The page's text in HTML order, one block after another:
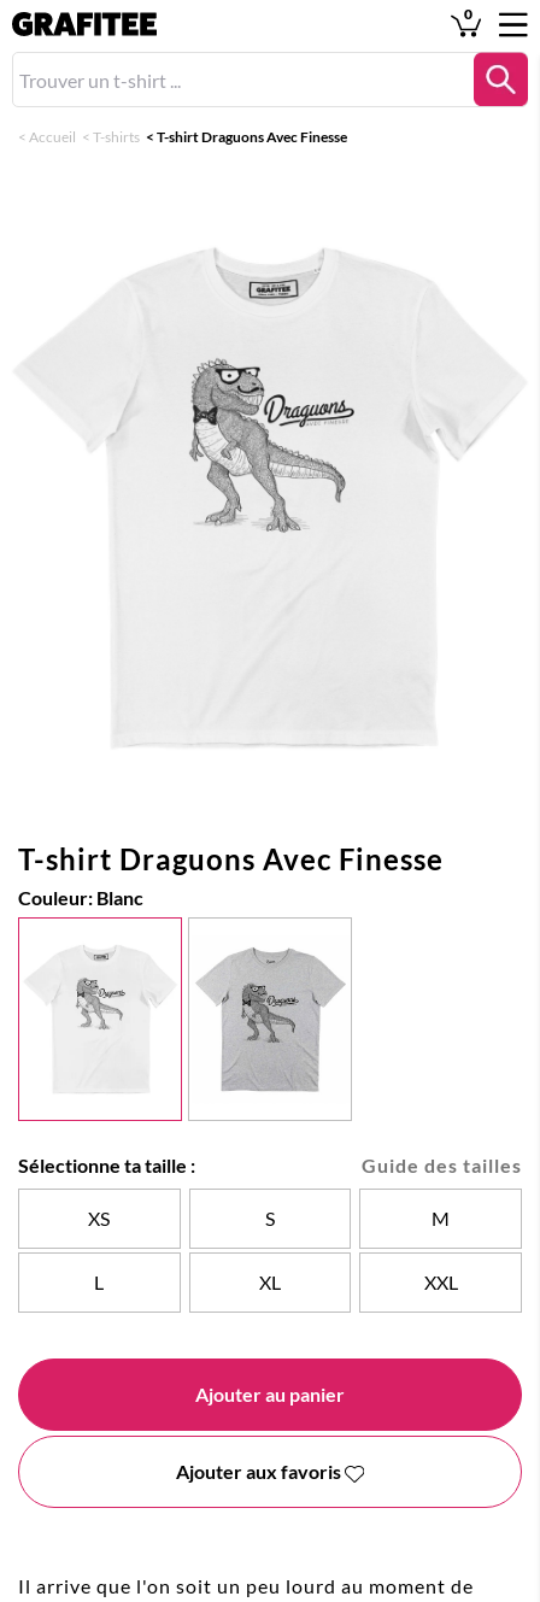
0
< Accueil < T-shirts < T-shirt Draguons Avec Finesse
T-shirt Draguons Avec Finesse
Couleur: Blanc
Guide des tailles
Sélectionne ta taille :
XS S M
L XL XXL
Ajouter au panier
Ajouter aux favoris
Il arrive que l'on soit un peu lourd au moment de